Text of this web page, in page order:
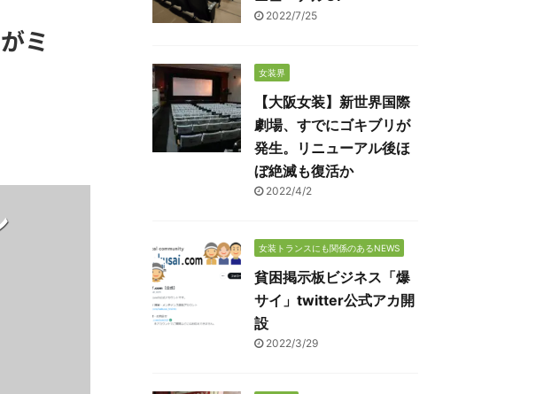
ミ
2022/7/25
女装界
【大阪女装】新世界国際
劇場、すでにゴキブリが
発生。リニューアル後ほ
ぼ絶滅も復活か
2022/4/2
女装トランスにも関係のあるNEWS
貧困掲示板ビジネス「爆
サイ」twitter公式アカ開
設
2022/3/29